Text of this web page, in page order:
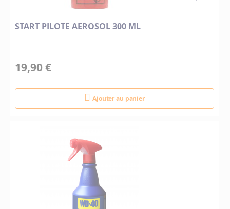
START PILOTE AEROSOL 300 ML
19,90 €
Ajouter au panier